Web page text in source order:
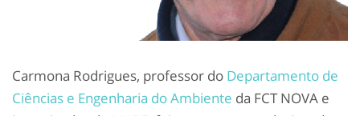
Carmona Rodrigues, professor do Departamento de
Ciências e Engenharia do Ambiente da FCT NOVA e